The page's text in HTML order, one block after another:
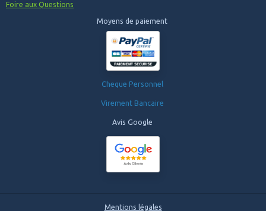
Foire aux Questions
Moyens de paiement
Cheque Personnel
Virement Bancaire
Avis Google
Mentions légales